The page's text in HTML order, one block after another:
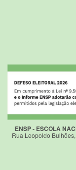
ENSP - ESCOLA
Rua Leopoldo